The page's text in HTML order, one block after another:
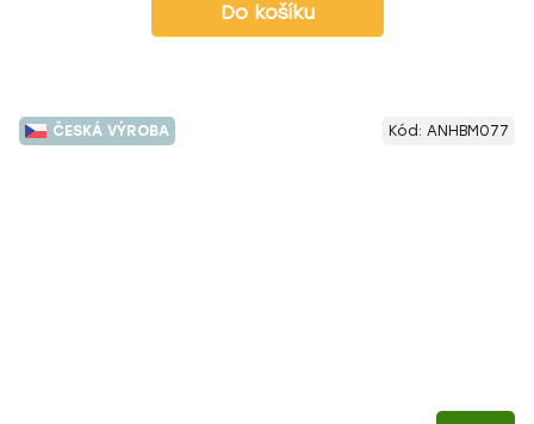
Do košíku
ČESKÁ VÝROBA Kód: ANHBM077